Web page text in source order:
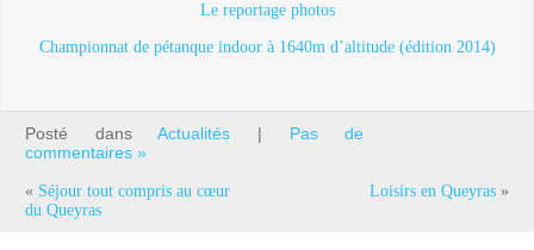
Le reportage photos
Championnat de pétanque indoor à 1640m d’altitude (édition 2014)
Posté dansActualités | Pas de
commentaires »
« Séjour tout compris au cœur
du Queyras
Loisirs en Queyras »